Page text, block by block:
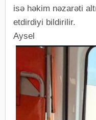
isə həkim nəzarəti
etdirdiyi bildirilir.
Aysel